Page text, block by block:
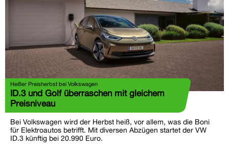
Heißer Preisherbst bei Volkswagen
ID.3 und Golf überraschen mit gleichem
Preisniveau
Bei Volkswagen wird der Herbst heiß, vor allem, was die Boni
für Elektroautos betrifft. Mit diversen Abzügen startet der VW
ID.3 künftig bei 20.990 Euro.